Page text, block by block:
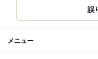
誤
メニュー